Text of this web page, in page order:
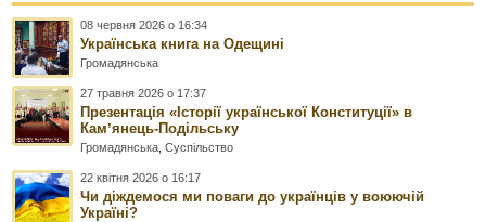
08 червня 2026 о 16:34
Українська книга на Одещині
Громадянська
27 травня 2026 о 17:37
Презентація «Історії української Конституції» в
Камʼянець-Подільську
Громадянська ,Суспільство
22 квітня 2026 о 16:17
Чи діждемося ми поваги до українців у воюючій
Україні?